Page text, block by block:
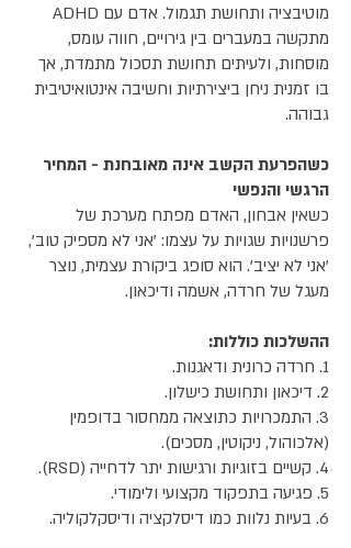
מוטיבציה ותחושת תגמול. אדם עם ADHD
מתקשה במעברים בין גירויים, חווה עומס,
מוסחות, ולעיתים תחושת תסכול מתמדת, אך
בו זמנית ניחן ביצירתיות וחשיבה אינטואיטיבית
גבוהה.
כשהפרעת הקשב אינה מאובחנת - המחיר
הרגשי והנפשי
כשאין אבחון, האדם מפתח מערכת של
פרשנויות שגויות על עצמו: 'אני לא מספיק טוב',
'אני לא יציב'. הוא סופג ביקורת עצמית, נוצר
מעגל של חרדה, אשמה ודיכאון.
ההשלכות כוללות:
1. חרדה כרונית ודאגנות.
2. דיכאון ותחושת כישלון.
3. התמכרויות כתוצאה ממחסור בדופמין
(אלכוהול, ניקוטין, מסכים).
4. קשיים בזוגיות ורגישות יתר לדחייה (RSD).
5. פגיעה בתפקוד מקצועי ולימודי.
6. בעיות נלוות כמו דיסלקציה ודיסקלקוליה.